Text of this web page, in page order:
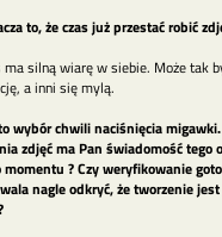
to, że czas już przestać robić
ma silną wiarę w siebie. Może tak
a inni się mylą.
wybór chwili naciśnięcia migawki.
zdjęć ma Pan świadomość tego
? Czy weryfikowanie
nagle odkryć, że tworzenie